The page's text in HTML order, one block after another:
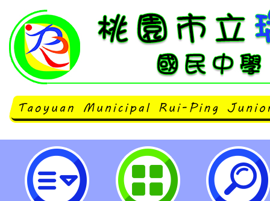
校長及教師專業發展中心辦理「專
培訓研習實施計畫」-桃園市立瑞